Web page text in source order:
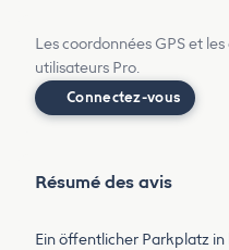
Les coordonnées GPS et
utilisateurs Pro.
Connectez-vous
Résumé des avis
Ein öffentlicher Parkplatz